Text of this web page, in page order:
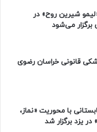
شیرین روح» در
برگزار می‌شود
قانونی خراسان رضوی
با محوریت «نماز،
یزد برگزار شد